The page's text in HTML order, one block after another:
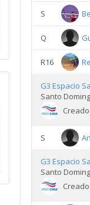
S
Q
R16
G3 Espacio
Santo
S
G3 Espacio
Santo